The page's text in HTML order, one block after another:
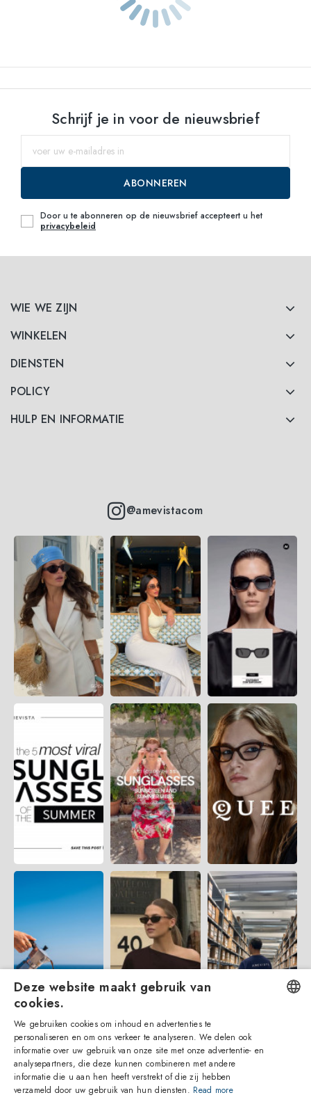
WIE WE ZIJN
WINKELEN
DIENSTEN
POLICY
HULP EN INFORMATIE
@amevistacom
Schrijf je in voor de nieuwsbrief
ABONNEREN
Door u te abonneren op de nieuwsbrief accepteert u het
privacybeleid
ITALIAN
Deze website maakt gebruik van
cookies.
We gebruiken cookies om inhoud en advertenties te
personaliseren en om ons verkeer te analyseren. We delen ook
informatie over uw gebruik van onze site met onze advertentie- en
analysepartners, die deze kunnen combineren met andere
informatie die u aan hen heeft verstrekt of die zij hebben
verzameld door uw gebruik van hun diensten. Read more